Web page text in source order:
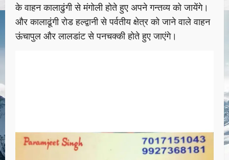
के वाहन कालाढुंगी से मंगोली होते हुए अपने गन्तव्य को जायेंगे।
और कालाढूंगी रोड हल्द्वानी से पर्वतीय क्षेत्र को जाने वाले वाहन
ऊंचापुल और लालडांट से पनचक्की होते हुए जाएंगे।